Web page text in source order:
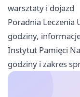
warsztaty i dojazd
Poradnia Leczenia
godziny,
Instytut Pamięci
godziny i zakres